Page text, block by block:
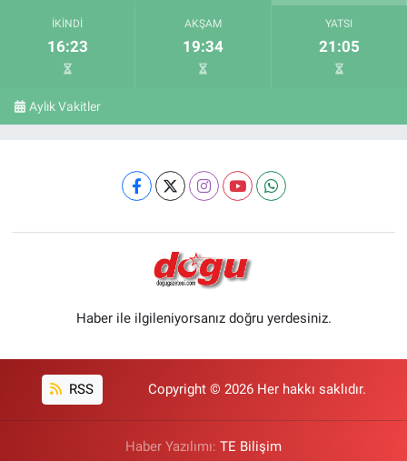
İKINDI
16:23
AKŞAM
19:34
YATSI
21:05
Aylık Vakitler
Haber ile ilgileniyorsanız doğru yerdesiniz.
RSS Copyright © 2026 Her hakkı saklıdır.
Haber Yazılımı: TE Bilişim